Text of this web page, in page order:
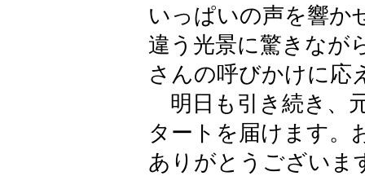
いっぱいの声を響か
違う光景に驚きなが
さんの呼びかけに応
明日も引き続き、
タートを届けます。
ありがとうございま